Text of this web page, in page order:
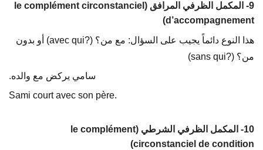
9- المكمل الظرفي المرافق (le complément circonstanciel
d’accompagnement)
هذا النوع دائماً يجيب على السؤال: مع من؟ (?avec qui) أو بدون
من؟ (?sans qui)
سامي يركض مع والده.
Sami court avec son père.
10- المكمل الظرفي الشرطي (le complément
circonstanciel de condition)